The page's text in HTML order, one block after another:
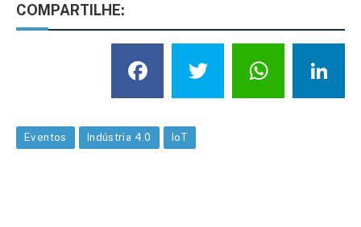
COMPARTILHE:
Facebook
Twitter
Eventos Indústria 4.0 IoT